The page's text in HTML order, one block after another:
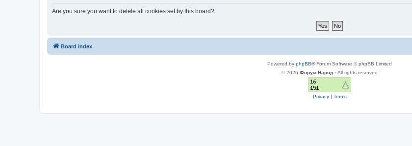
Are you sure you want to delete all cookies set by this board?
Board index
Powered by phpBB® Forum Software © phpBB Limited
© 2026 Форум Народ · All rights reserved
Privacy| Terms